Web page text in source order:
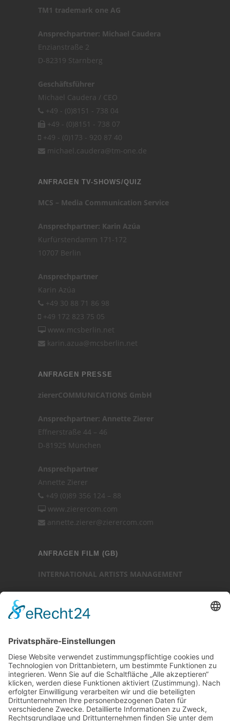
TM1 trademark one AG
Ansprechpartner: Michael Caudera
Enzianstraße 2
D-82319 Starnberg
Geschäftsführer
Michael Caudera / CEO
+49 - (0)8151 - 738 04
+49 - (0)8151 - 738 07
+49 - (0)173 - 920 87 40
michael.caudera@tm-one.de
ANFRAGEN TV-SHOWS/QUIZ
MCS – Media Communication Service
Ansprechpartner: Karin Azúa
Kurfürstendamm 171-172
10707 Berlin
Ansprechpartner
Karin Azúa
+49 30 88 71 86 98
+49 172 823 75 05
www.mcsberlin.net
karin.azua@mcsberlin.net
ANFRAGEN PRESSE
ziererCOMMUNICATIONS GmbH
Ansprechpartner: Annette Zierer
Effnerstraße 44 – 46
D-81925 München
Ansprechpartner
Annette Zierer
+49 (0)89 356 124 – 88
www.zierercom.com
annette.zierer@zierercom.com
ANFRAGEN FILM (GB)
INTERNATIONAL ARTISTS MANAGEMENT
25-27 Heath Street
London NW3 6TR (GB)
Ansprechpartner
Luc Chaudhary
+44 (0)20 7794 3705
www.internationalartistsmanagement.co.uk